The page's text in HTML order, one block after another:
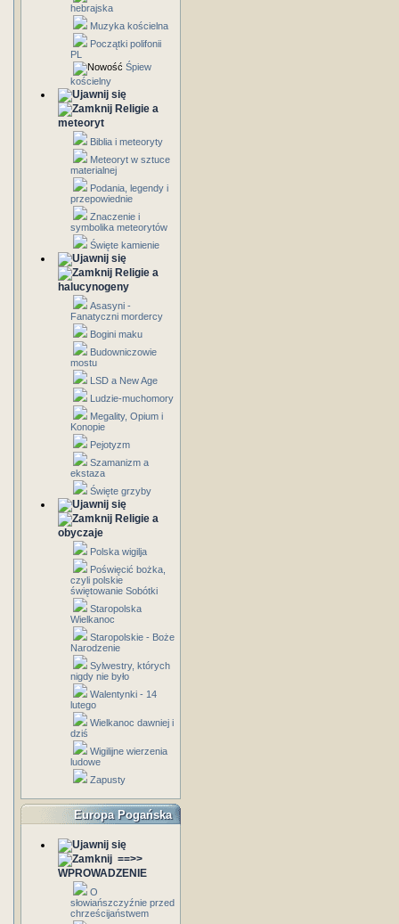
hebrajska
Muzyka kościelna
Początki polifonii
PL
Śpiew
kościelny
Religie a
meteoryt
Biblia i meteoryty
Meteoryt w sztuce
materialnej
Podania, legendy i
przepowiednie
Znaczenie i
symbolika meteorytów
Święte kamienie
Religie a
halucynogeny
Asasyni -
Fanatyczni mordercy
Bogini maku
Budowniczowie
mostu
LSD a New Age
Ludzie-muchomory
Megality, Opium i
Konopie
Pejotyzm
Szamanizm a
ekstaza
Święte grzyby
Religie a
obyczaje
Polska wigilja
Poświęcić bożka,
czyli polskie
świętowanie Sobótki
Staropolska
Wielkanoc
Staropolskie - Boże
Narodzenie
Sylwestry, których
nigdy nie było
Walentynki - 14
lutego
Wielkanoc dawniej i
dziś
Wigilijne wierzenia
ludowe
Zapusty
Europa Pogańska
==>>
WPROWADZENIE
O
słowiańszczyźnie przed
chrześcijaństwem